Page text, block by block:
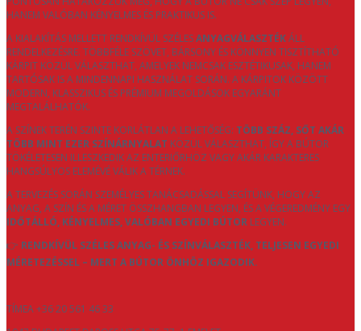
HANEM VALÓBAN KÉNYELMES ÉS PRAKTIKUS IS.
A KIALAKÍTÁS MELLETT RENDKÍVÜL SZÉLESANYAGVÁLASZTÉKÁLL
RENDELKEZÉSRE. TÖBBFÉLE SZÖVET, BÁRSONY ÉS KÖNNYEN TISZTÍTHATÓ
KÁRPIT KÖZÜL VÁLASZTHAT, AMELYEK NEMCSAK ESZTÉTIKUSAK, HANEM
TARTÓSAK IS A MINDENNAPI HASZNÁLAT SORÁN. A KÁRPITOK KÖZÖTT
MODERN, KLASSZIKUS ÉS PRÉMIUM MEGOLDÁSOK EGYARÁNT
MEGTALÁLHATÓK.
A SZÍNEK TERÉN SZINTE KORLÁTLAN A LEHETŐSÉG: TÖBB SZÁZ, SŐT AKÁR
TÖBB MINT EZER SZÍNÁRNYALAT KÖZÜL VÁLASZTHAT, ÍGY A BÚTOR
TÖKÉLETESEN ILLESZKEDIK AZ ENTERIŐRHÖZ VAGY AKÁR KARAKTERES
HANGSÚLYOS ELEMÉVÉ VÁLIK A TÉRNEK.
A TERVEZÉS SORÁN SZEMÉLYES TANÁCSADÁSSAL SEGÍTÜNK, HOGY AZ
ANYAG, A SZÍN ÉS A MÉRET ÖSSZHANGBAN LEGYEN, ÉS A VÉGEREDMÉNY EGY
IDŐTÁLLÓ, KÉNYELMES, VALÓBAN EGYEDI BÚTOR LEGYEN.
👉 RENDKÍVÜL SZÉLES ANYAG- ÉS SZÍNVÁLASZTÉK, TELJESEN EGYEDI
MÉRETEZÉSSEL – MERT A BÚTOR ÖNHÖZ IGAZODIK.
TÍMEA +36 20 561 46 33